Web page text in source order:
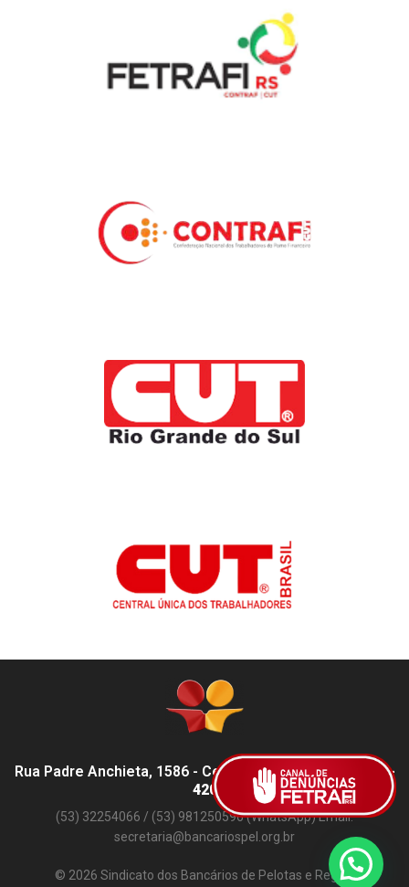
Rua Padre Anchieta, 1586 - Centro, Pelotas - RS,
96015-
420
(53) 32254066 / (53) 981250596 (WhatsApp) Email:
secretaria@bancariospel.org.br
© 2026 Sindicato dos Bancários de Pelotas e Região